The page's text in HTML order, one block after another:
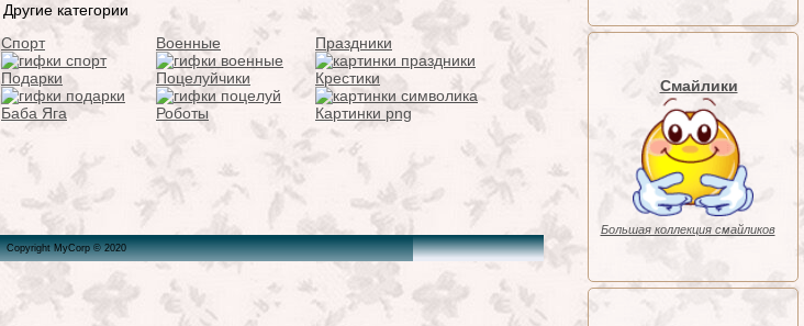
Другие категории
Спорт Военные
Праздники
Подарки Поцелуйчики
Крестики
Баба Яга Роботы Картинки png
Copyright MyCorp © 2020
Смайлики
Большая коллекция смайликов